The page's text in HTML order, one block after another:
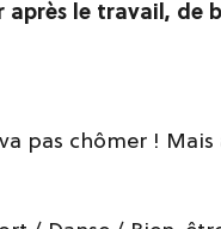
le travail, de
pas chômer !